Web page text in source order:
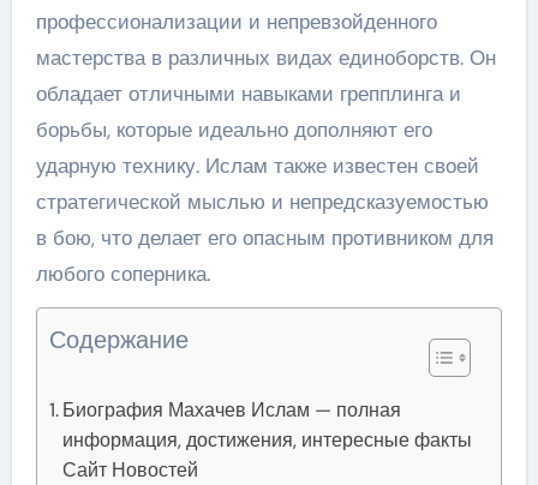
профессионализации и непревзойденного
мастерства в различных видах единоборств. Он
обладает отличными навыками грепплинга и
борьбы, которые идеально дополняют его
ударную технику. Ислам также известен своей
стратегической мыслью и непредсказуемостью
в бою, что делает его опасным противником для
любого соперника.
Содержание
Биография Махачев Ислам — полная
информация, достижения, интересные факты
Сайт Новостей